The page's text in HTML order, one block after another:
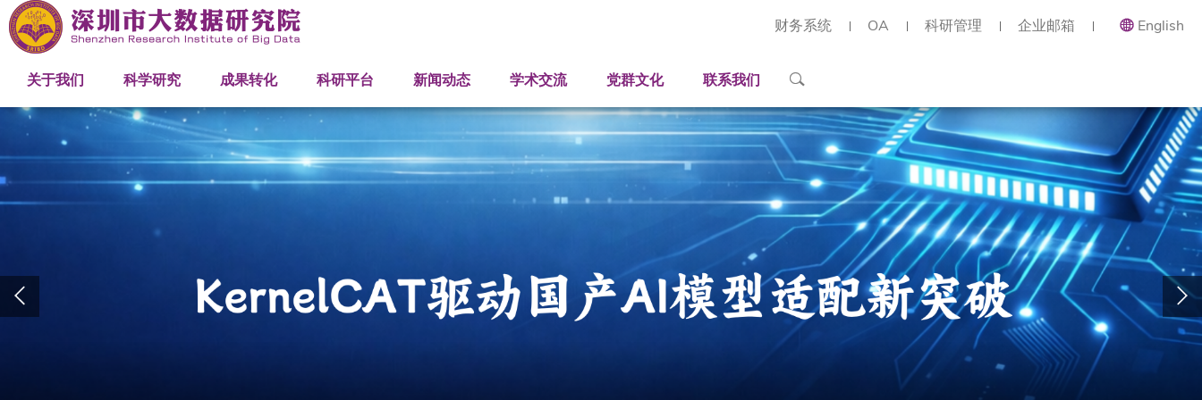
财务系统 OA 科研管理 企业邮箱 English
关于我们
研究院概述
发展历程
组织架构
人才队伍
科研团队
科学研究
研究中心 网络与机器智能研究中心
人工智能大模型研究中心
优化与工程计算研究中心
科研项目
成果转化
产学研合作
成果推介
科研平台
国家健康医疗大数据研究院（深圳）
司法部法治大数据与智能装备应用研究重点实验室
创新平台
广东省智能工业孪生与优化工程技术研究中心
广东省科技专家工作站
广东省科普教育基地
高性能计算平台
新闻动态
媒体聚焦
影像刊物
视频
期刊
采购招标公开信息
学术交流
学术报告
学生培养
学人风采
党群文化 联系我们
岗位总览
科研类职位
工程类职位
行政类职位
联系方式